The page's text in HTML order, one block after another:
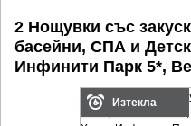
2 Нощувки със
басейни, СПА и
Инфинити Парк 5*,
Изтекла